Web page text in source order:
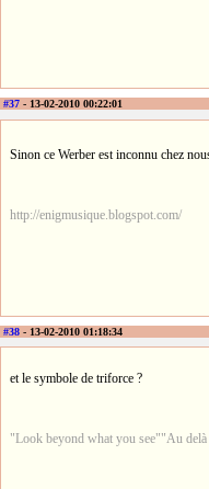
#37 - 13-02-2010 00:22:01
Sinon ce Werber est inconnu chez
http://enigmusique.blogspot.com/
#38 - 13-02-2010 01:18:34
et le symbole de triforce ?
"Look beyond what you see""Au